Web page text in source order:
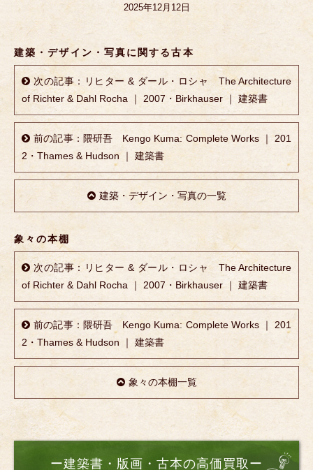
2025年12月12日
建築・デザイン・写真に関する古本
次の記事：リヒター & ダール・ロシャ The Architecture
of Richter & Dahl Rocha ｜ 2007・Birkhauser ｜ 建築書
前の記事：隈研吾 Kengo Kuma: Complete Works ｜ 201
2・Thames & Hudson ｜ 建築書
建築・デザイン・写真の一覧
象々の本棚
次の記事：リヒター & ダール・ロシャ The Architecture
of Richter & Dahl Rocha ｜ 2007・Birkhauser ｜ 建築書
前の記事：隈研吾 Kengo Kuma: Complete Works ｜ 201
2・Thames & Hudson ｜ 建築書
象々の本棚一覧
ー建築書・版画・古本の高価買取ー